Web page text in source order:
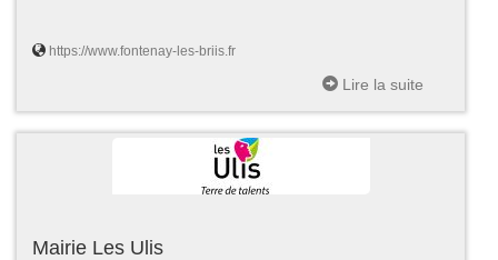
https://www.fontenay-les-briis.fr
Lire la suite
Mairie Les Ulis